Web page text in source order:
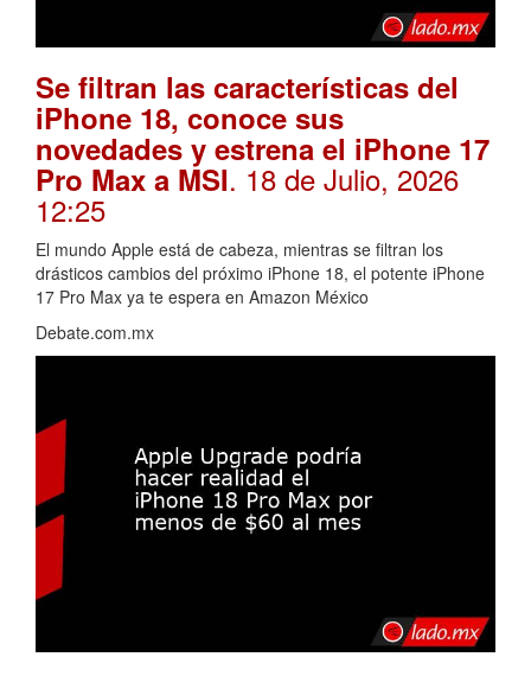
Se filtran las características del
iPhone 18, conoce sus
novedades y estrena el iPhone 17
Pro Max a MSI. 18 de Julio, 2026
12:25
El mundo Apple está de cabeza, mientras se filtran los
drásticos cambios del próximo iPhone 18, el potente iPhone
17 Pro Max ya te espera en Amazon México
Debate.com.mx